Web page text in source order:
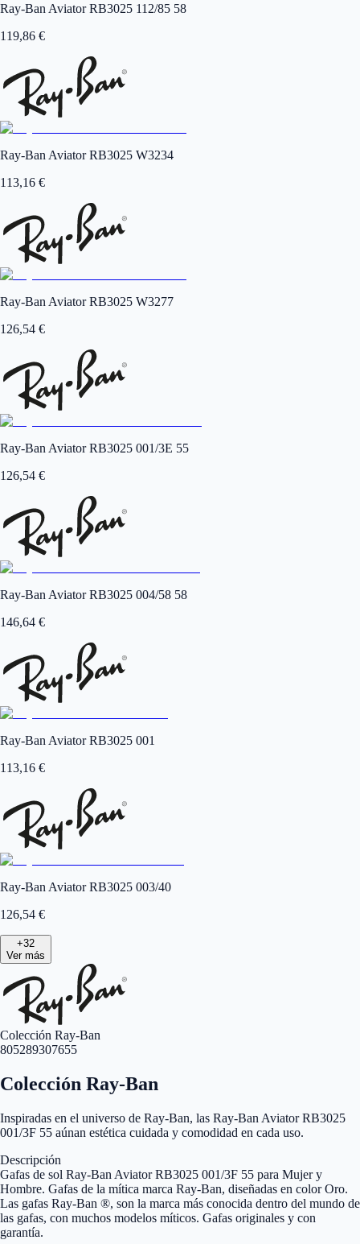
Ray-Ban Aviator RB3025 112/85 58
119,86 €
Ray-Ban Aviator RB3025 W3234
113,16 €
Ray-Ban Aviator RB3025 W3277
126,54 €
Ray-Ban Aviator RB3025 001/3E 55
126,54 €
Ray-Ban Aviator RB3025 004/58 58
146,64 €
Ray-Ban Aviator RB3025 001
113,16 €
Ray-Ban Aviator RB3025 003/40
126,54 €
+32
Ver más
Colección Ray-Ban
805289307655
Colección Ray-Ban
Inspiradas en el universo de Ray-Ban, las Ray-Ban Aviator RB3025
001/3F 55 aúnan estética cuidada y comodidad en cada uso.
Descripción
Gafas de sol Ray-Ban Aviator RB3025 001/3F 55 para Mujer y
Hombre. Gafas de la mítica marca Ray-Ban, diseñadas en color Oro.
Las gafas Ray-Ban ®, son la marca más conocida dentro del mundo de
las gafas, con muchos modelos míticos. Gafas originales y con
garantía.